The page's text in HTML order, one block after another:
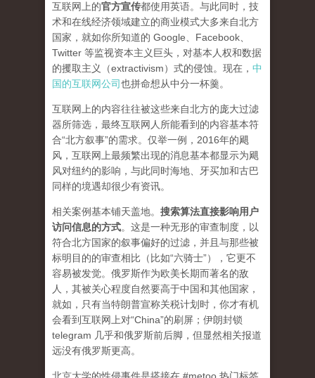
互联网上的官方宣传都使用英语。与此同时，技
术和在线经济领域建立的商业模式大多来自北方
国家，就如你所知道的 Google、Facebook、
Twitter 等监视资本主义巨头，对基本人权和数据
的攫取主义（extractivism）式的侵蚀。现在， 中
国的互联网公司也拼命想从中分一杯羹。
互联网上的内容往往被这些来自北方的庞大过滤
器所筛选，最终互联网人所能看到的内容基本符
合“北方叙事”的需求。仅举一例，2016年的飓
风，互联网上最频繁出现的消息基本都显示为飓
风对纽约的影响，与此同时海地、牙买加和古巴
同样的境遇却很少有资讯。
相关案例基本铺天盖地。 搜索算法直接影响用户
访问信息的方式。 这是一种无形的审查制度，以
符合北方国家的叙事偏好的过滤，并且与那些被
标明目的的审查相比（比如“六骑士”），它更不
容易被发觉。俄罗斯作为欧美长期而著名的敌
人，其被关心程度自然要高于中国和其他国家，
就如，只有当特朗普宣称关税计划时，你才有机
会看到互联网上对“China”的刷屏；伊朗封锁
telegram 几乎和俄罗斯前后脚，但显然相关报道
远没有俄罗斯更高。